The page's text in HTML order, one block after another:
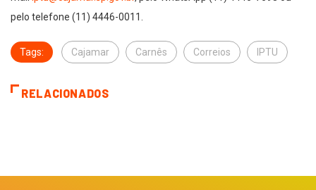
pelo telefone (11) 4446-0011.
Tags: Cajamar Carnês Correios IPTU
RELACIONADOS